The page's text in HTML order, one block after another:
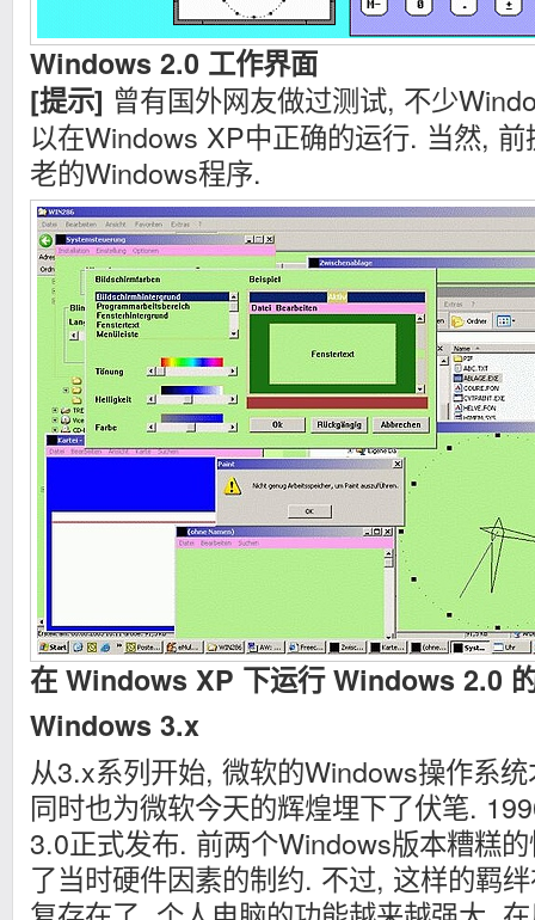
Windows 2.0 工作界面
[提示] 曾有国外网友做过测试, 不少
以在Windows XP中正确的运行. 当然,
老的Windows程序.
在 Windows XP 下运行 Windows 2.0
Windows 3.x
从3.x系列开始, 微软的Windows操作系
同时也为微软今天的辉煌埋下了伏笔.
3.0正式发布. 前两个Windows版本糟糕
了当时硬件因素的制约. 不过, 这样的羁